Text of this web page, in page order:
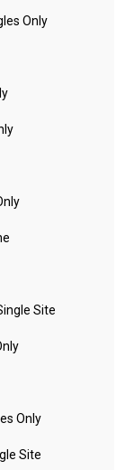
Only
Site
Only
Site